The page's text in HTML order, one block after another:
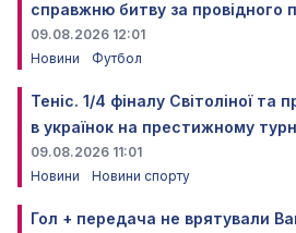
справжню битву за провідного
09.08.2026 12:01
Новини
Футбол
Теніс. 1/4 фіналу Світоліної та
в українок на престижному
09.08.2026 11:01
Новини
Новини спорту
Гол + передача не врятували